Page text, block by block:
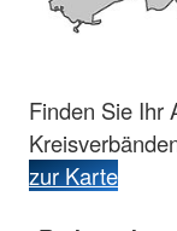
Finden Sie Ihr
zur Karte